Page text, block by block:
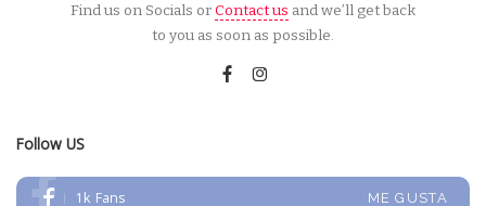
Find us on Socials orContact us and we’ll get back
to you as soon as possible.
Follow US
1k Fans ME GUSTA